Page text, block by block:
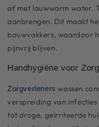
af met lauwwarm water.
aanbrengen. Dit maakt
bouwvakkers, waardoor
pijnvrij blijven.
Handhygiëne voor
Zorgverleners wassen
verspreiding van
tot droge, geïrriteerde